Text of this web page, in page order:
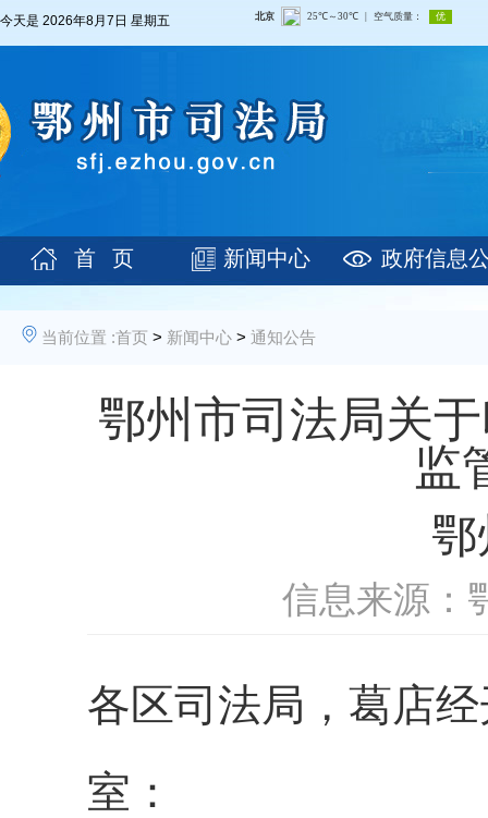
今天是 2026年8月7日 星期五
首 页 新闻中心 政府信息
当前位置 :首页 > 新闻中心 > 通知公告
鄂州市司法局关
监
信息来源：
各区司法局，葛店
室 ：